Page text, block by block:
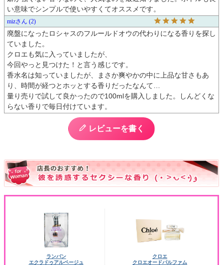
い意味でシンプルで使いやすくてオススメです。
miz 2
廃盤になったロシャスのフルールドオウの代わりになる香りを探し
ていました。
クロエも気に入っていましたが、
今回やっと見つけた！と言う感じです。
香水名は知っていましたが、まさか爽やかの中に上品な甘さもあ
り、時間が経つとホッとする香りだったなんて…
量り売りで試して良かったので100mlを購入しました。しんどくな
らない香りで毎日付けています。
レビューを書く
ランバン
エクラドゥアルページュ
クロエ
クロエオードパルファム